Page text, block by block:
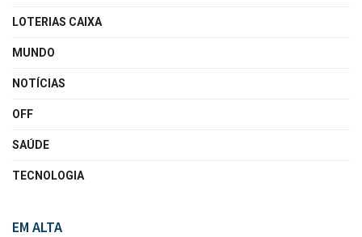
LOTERIAS CAIXA
MUNDO
NOTÍCIAS
OFF
SAÚDE
TECNOLOGIA
EM ALTA